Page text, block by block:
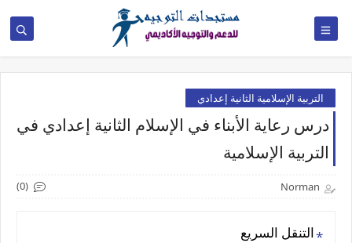
التربية الإسلامية الثانية إعدادي
درس رعاية الأبناء في الإسلام الثانية إعدادي في
التربية الإسلامية
Norman
(0)
التنقل السريع